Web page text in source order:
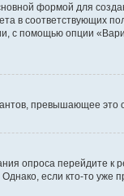
формой для
в соответствующих
с помощью опции
превышающее
опроса перейдите к
если кто-то